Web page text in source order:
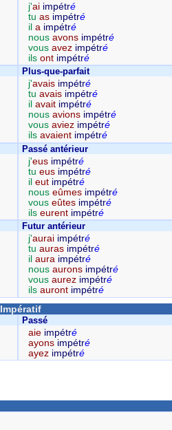
j'ai impétré
tu as impétré
il a impétré
nous avons impétré
vous avez impétré
ils ont impétré
Plus-que-parfait
j'avais impétré
tu avais impétré
il avait impétré
nous avions impétré
vous aviez impétré
ils avaient impétré
Passé antérieur
j'eus impétré
tu eus impétré
il eut impétré
nous eûmes impétré
vous eûtes impétré
ils eurent impétré
Futur antérieur
j'aurai impétré
tu auras impétré
il aura impétré
nous aurons impétré
vous aurez impétré
ils auront impétré
Impératif
Passé
aie impétré
ayons impétré
ayez impétré